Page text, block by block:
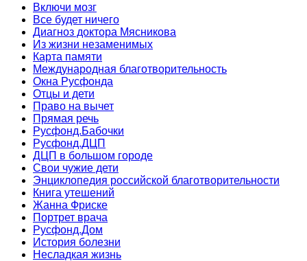
Включи мозг
Все будет ничего
Диагноз доктора Мясникова
Из жизни незаменимых
Карта памяти
Международная благотворительность
Окна Русфонда
Отцы и дети
Право на вычет
Прямая речь
Русфонд.Бабочки
Русфонд.ДЦП
ДЦП в большом городе
Свои чужие дети
Энциклопедия российской благотворительности
Книга утешений
Жанна Фриске
Портрет врача
Русфонд.Дом
История болезни
Несладкая жизнь